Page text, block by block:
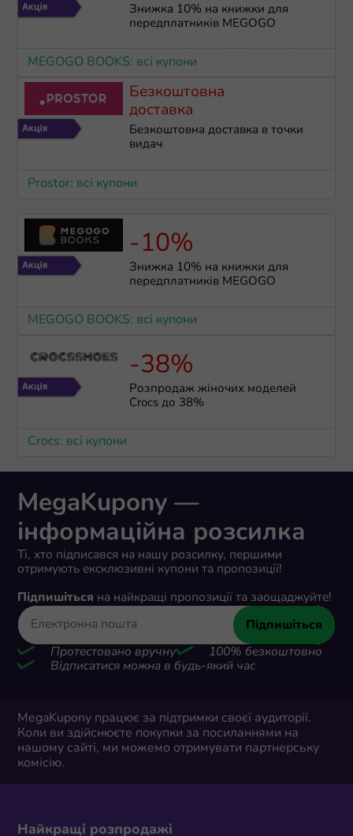
Знижка 10% на книжки для
передплатників MEGOGO
MEGOGO BOOKS: всі купони
Безкоштовна
доставка
Безкоштовна доставка в точки
видач
Prostor: всі купони
-10%
Знижка 10% на книжки для
передплатників MEGOGO
MEGOGO BOOKS: всі купони
-38%
Розпродаж жіночих моделей
Crocs до 38%
Crocs: всі купони
MegaKupony —
інформаційна розсилка
Ті, хто підписався на нашу розсилку, першими
отримують ексклюзивні купони та пропозиції!
Підпишіться на найкращі пропозиції та заощаджуйте!
Підпишіться
Протестовано вручну
100% безкоштовно
Відписатися можна в будь-який час
MegaKupony працює за підтримки своєї аудиторії.
Коли ви здійснюєте покупки за посиланнями на
нашому сайті, ми можемо отримувати партнерську
комісію.
Найкращі розпродажі